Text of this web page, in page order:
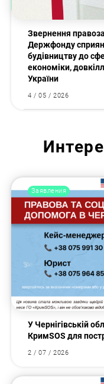
Звернення
Держфонду
будівництву до
економіки,
України
4 / 05 / 2026
Заявления
У Чернігівській
КримSOS для
2 / 07 / 2026